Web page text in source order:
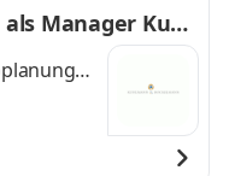
Manager Kund